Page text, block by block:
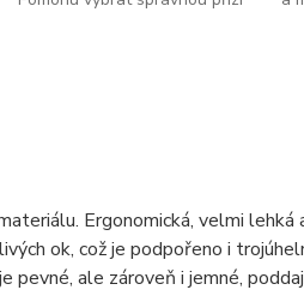
Ergonomická, velmi lehká
ok, což je podpořeno i
ale zároveň i jemné,